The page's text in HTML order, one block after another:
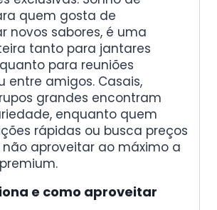
quem gosta de
novos sabores, é uma
tanto para jantares
para reuniões
entre amigos. Casais,
grandes encontram
enquanto quem
rápidas ou busca preços
não aproveitar ao máximo a
e como aproveitar